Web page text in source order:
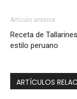
Artículo anterior
Receta de
estilo peruano
ARTÍCULOS